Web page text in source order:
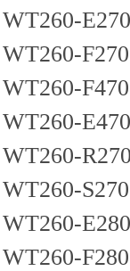
WT260-E270
WT260-F270
WT260-F470
WT260-E470
WT260-
WT260-S270
WT260-E280
WT260-F280